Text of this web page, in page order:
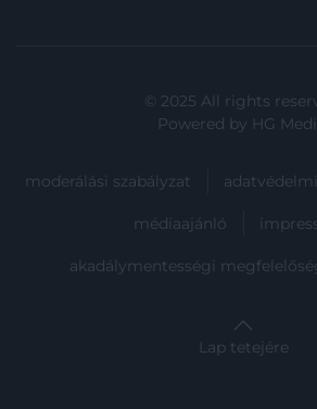
© 2025 All rights
Powered by HG
moderálási szabályzat
médiaajánló
akadálymentességi
Lap tetejére